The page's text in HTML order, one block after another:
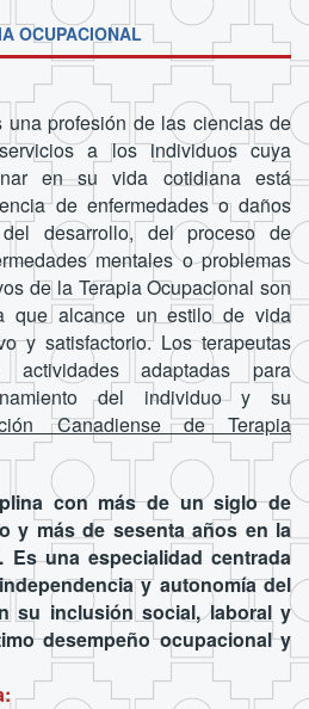
OCUPACIONAL
una profesión de las ciencias de
a los individuos cuya
en su vida cotidiana está
de enfermedades o daños
desarrollo, del proceso de
mentales o problemas
de la Terapia Ocupacional son
que alcance un estilo de vida
y satisfactorio. Los terapeutas
actividades adaptadas para
del individuo y su
Canadiense de Terapia
con más de un siglo de
y más de sesenta años en la
Es una especialidad centrada
y autonomía del
su inclusión social, laboral y
desempeño ocupacional y